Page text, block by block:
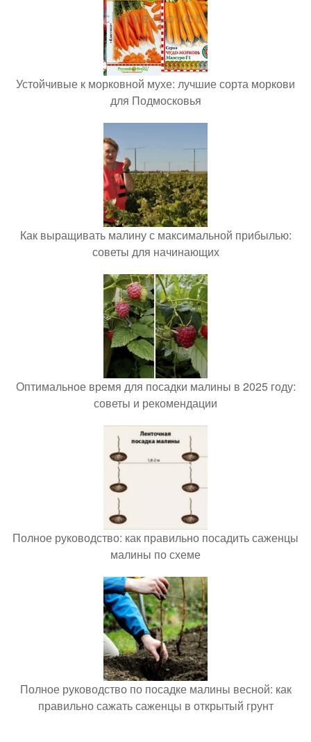
Устойчивые к морковной мухе: лучшие сорта моркови
для Подмосковья
Как выращивать малину с максимальной прибылью:
советы для начинающих
Оптимальное время для посадки малины в 2025 году:
советы и рекомендации
Полное руководство: как правильно посадить саженцы
малины по схеме
Полное руководство по посадке малины весной: как
правильно сажать саженцы в открытый грунт